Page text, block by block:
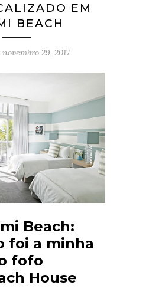
EM
BEACH
novembro 29, 2017
Beach:
foi a minha
fofo
House